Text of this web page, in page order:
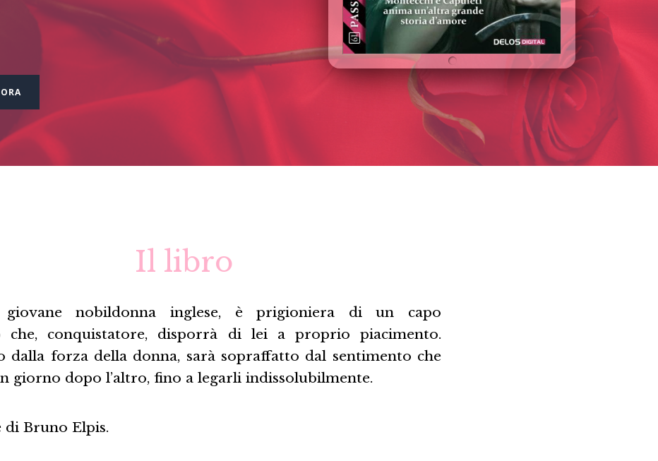
Il libro
giovane nobildonna inglese, è prigioniera di un capo
che, conquistatore, disporrà di lei a proprio piacimento.
dalla forza della donna, sarà sopraffatto dal sentimento che
giorno dopo l’altro, fino a legarli indissolubilmente.
di Bruno Elpis.